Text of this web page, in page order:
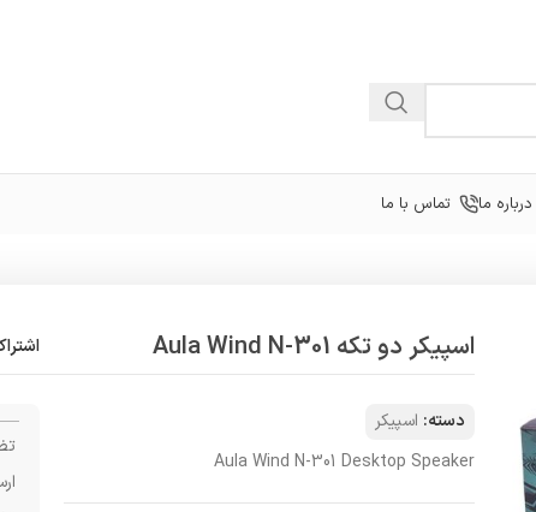
درباره ما تماس با ما
اسپیکر دو تکه Aula Wind N-301
دسته: اسپیکر
Aula Wind N-301 Desktop Speaker